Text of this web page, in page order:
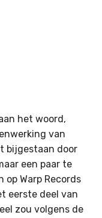
het woord,
van
bijgestaan door
een paar te
op Warp Records
eerste deel van
zou volgens de